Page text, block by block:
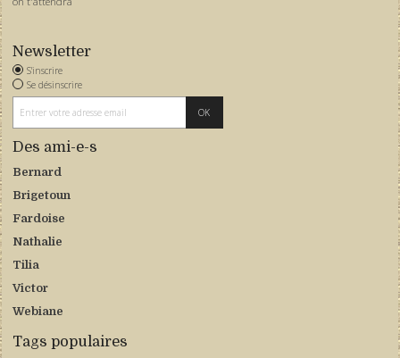
Newsletter
S'inscrire
Se désinscrire
Des ami-e-s
Bernard
Brigetoun
Fardoise
Nathalie
Tilia
Victor
Webiane
Tags populaires